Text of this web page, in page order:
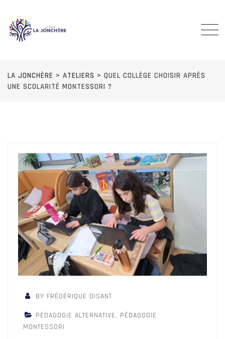
content
LA JONCHÈRE > ATELIERS > QUEL COLLÈGE CHOISIR APRÈS
UNE SCOLARITÉ MONTESSORI ?
BY FRÉDÉRIQUE DISANT
PÉDAGOGIE ALTERNATIVE, PÉDAGOGIE
MONTESSORI